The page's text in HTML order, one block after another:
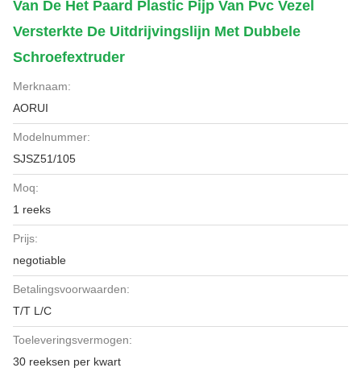
Van De Het Paard Plastic Pijp Van Pvc Vezel
Versterkte De Uitdrijvingslijn Met Dubbele
Schroefextruder
Merknaam:
AORUI
Modelnummer:
SJSZ51/105
Moq:
1 reeks
Prijs:
negotiable
Betalingsvoorwaarden:
T/T L/C
Toeleveringsvermogen:
30 reeksen per kwart